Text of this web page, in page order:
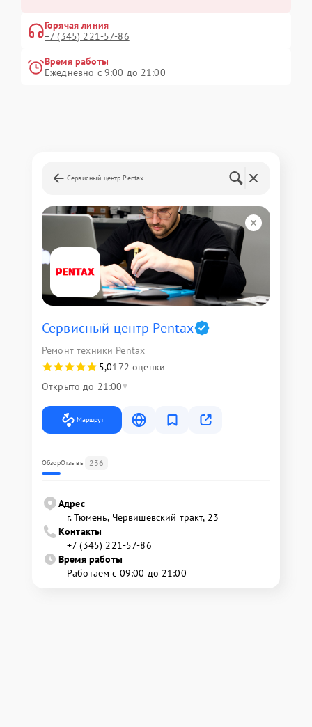
Горячая линия
+7 (345) 221-57-86
Время работы
Ежедневно с 9:00 до 21:00
Сервисный центр Pentax
Сервисный центр Pentax
Ремонт техники Pentax
5,0172 оценки
Открыто до 21:00
Маршрут
ОбзорОтзывы 236
Адрес
г. Тюмень, ​Червишевский тракт, 23
Контакты
+7 (345) 221-57-86
Время работы
Работаем с 09:00 до 21:00